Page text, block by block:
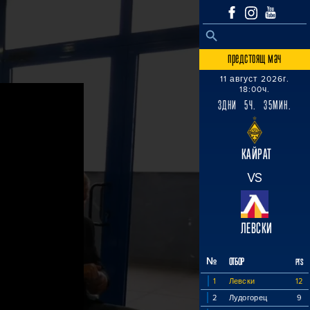
Search
SEARCH BUTTON
предстоящ мач
11 август 2026г.
18:00ч.
3ДНИ 5Ч. 35МИН.
КАЙРАТ
VS
ЛЕВСКИ
№ ОТБОР PTS
1 Левски
12
2
Лудогорец
9